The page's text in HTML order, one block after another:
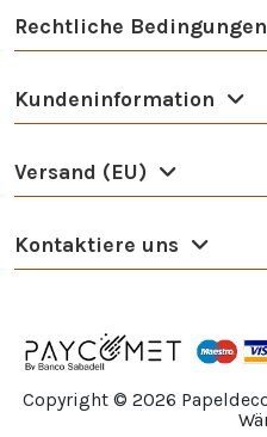
Rechtliche Bedingungen
Kundeninformation
Versand (EU)
Kontaktiere uns
Copyright © 2026